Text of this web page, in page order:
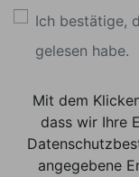
Ich bestätige,
gelesen habe.
Mit dem
dass wir Ihre
angegebene